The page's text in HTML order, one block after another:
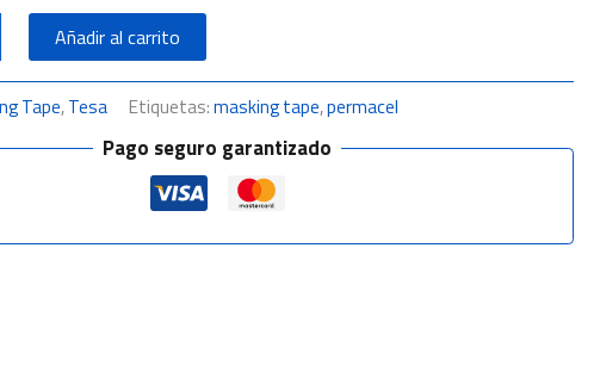
Añadir al carrito
Tape,Tesa Etiquetas:masking tape,permacel
Pago seguro garantizado